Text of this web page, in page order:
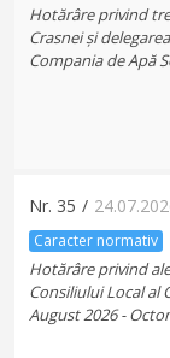
Hotărâre privind
Crasnei și
Compania de Apă
Nr. 35 /
Caracter normativ
Hotărâre privind
Consiliului Local al
August 2026 -